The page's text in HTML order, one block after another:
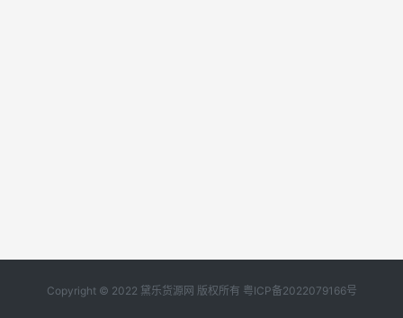
Copyright © 2022 黛乐货源网 版权所有 粤ICP备2022079166号